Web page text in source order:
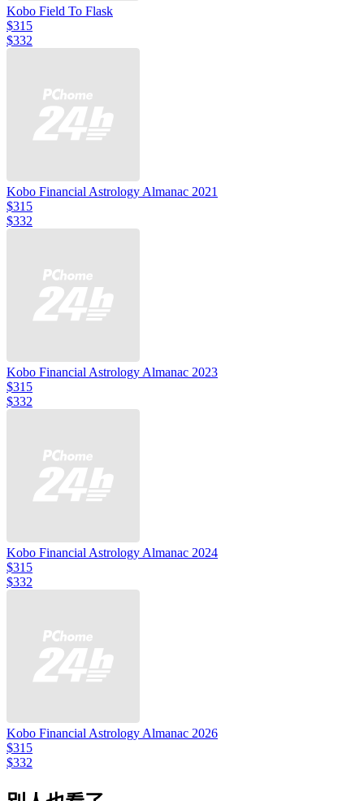
Kobo Field To Flask
$315
$332
Kobo Financial Astrology Almanac 2021
$315
$332
Kobo Financial Astrology Almanac 2023
$315
$332
Kobo Financial Astrology Almanac 2024
$315
$332
Kobo Financial Astrology Almanac 2026
$315
$332